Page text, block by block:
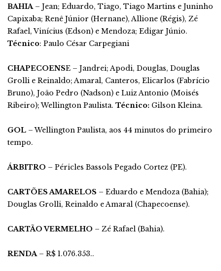
BAHIA– Jean; Eduardo, Tiago, Tiago Martins e Juninho
Capixaba; Renê Júnior (Hernane), Allione (Régis), Zé
Rafael, Vinícius (Edson) e Mendoza; Edigar Júnio.
Técnico: Paulo César Carpegiani
CHAPECOENSE – Jandrei; Apodi, Douglas, Douglas
Grolli e Reinaldo; Amaral, Canteros, Elicarlos (Fabrício
Bruno), João Pedro (Nadson) e Luiz Antonio (Moisés
Ribeiro); Wellington Paulista. Técnico: Gilson Kleina.
GOL – Wellington Paulista, aos 44 minutos do primeiro
tempo.
ÁRBITRO – Péricles Bassols Pegado Cortez (PE).
CARTÕES AMARELOS – Eduardo e Mendoza (Bahia);
Douglas Grolli, Reinaldo e Amaral (Chapecoense).
CARTÃO VERMELHO – Zé Rafael (Bahia).
RENDA– R$ 1.076.353..